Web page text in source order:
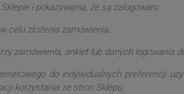
i pokazywania, że są zalogowani;
celu złożenia zamówienia;
zamówienia, ankiet lub danych logowania
do indywidualnych preferencji
korzystania ze stron Sklepu;